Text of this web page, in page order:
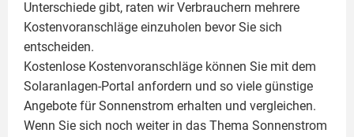
Unterschiede gibt, raten wir Verbrauchern mehrere
Kostenvoranschläge einzuholen bevor Sie sich
entscheiden.
Kostenlose Kostenvoranschläge können Sie mit dem
Solaranlagen-Portal anfordern und so viele günstige
Angebote für Sonnenstrom erhalten und vergleichen.
Wenn Sie sich noch weiter in das Thema Sonnenstrom